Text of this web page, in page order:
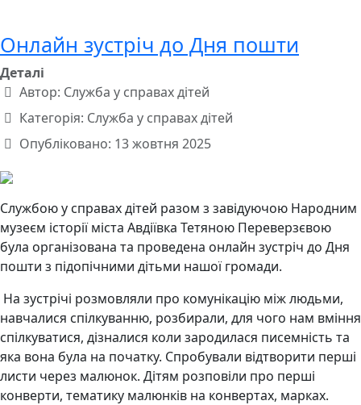
Онлайн зустріч до Дня пошти
Деталі
Автор: Служба у справах дітей
Категорія: Служба у справах дітей
Опубліковано: 13 жовтня 2025
Службою у справах дітей разом з завідуючою Народним
музеєм історії міста Авдіївка Тетяною Переверзєвою
була організована та проведена онлайн зустріч до Дня
пошти з підопічними дітьми нашої громади.
На зустрічі розмовляли про комунікацію між людьми,
навчалися спілкуванню, розбирали, для чого нам вміння
спілкуватися, дізналися коли зародилася писемність та
яка вона була на початку. Спробували відтворити перші
листи через малюнок. Дітям розповіли про перші
конверти, тематику малюнків на конвертах, марках.